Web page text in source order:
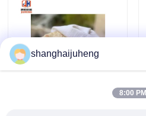
Các trường hợp
Yêu cầu báo giá
shanghaijuheng
8:00 PM